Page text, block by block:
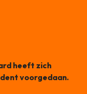
heeft zich
voorgedaan.